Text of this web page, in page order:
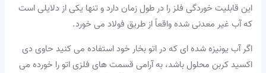
این قابلیت خوردگی فلز را در طول زمان دارد و تنها یکی از دلایلی است
که آب غیر معدنی شده واقعاً از طریق فولاد می خورد.
اگر آب یونیزه شده ای که در اتو بخار خود استفاده می کنید حاوی دی
اکسید کربن محلول باشد، به آرامی قسمت های فلزی اتو را خورده می